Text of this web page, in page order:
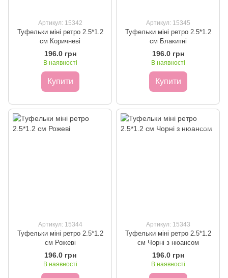
Артикул: 15342
Туфельки міні ретро 2.5*1.2
см Коричневі
196.0 грн
В наявності
Купити
Артикул: 15345
Туфельки міні ретро 2.5*1.2
см Блакитні
196.0 грн
В наявності
Купити
Артикул: 15344
Туфельки міні ретро 2.5*1.2
см Рожеві
196.0 грн
В наявності
Артикул: 15343
Туфельки міні ретро 2.5*1.2
см Чорні з нюансом
196.0 грн
В наявності